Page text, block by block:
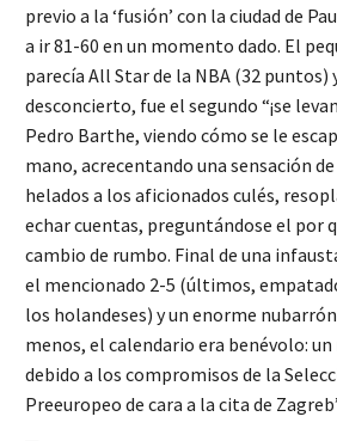
previo a la ‘fusión’ con la ciudad de
a ir 81-60 en un momento dado. El
parecía All Star de la NBA (32 puntos)
desconcierto, fue el segundo “¡se
Pedro Barthe, viendo cómo se le
mano, acrecentando una sensación
helados a los aficionados culés,
echar cuentas, preguntándose el por
cambio de rumbo. Final de una
el mencionado 2-5 (últimos,
los holandeses) y un enorme
menos, el calendario era benévolo:
debido a los compromisos de la
Preeuropeo de cara a la cita de